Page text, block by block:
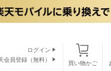
買い物かご
ログイン
会員登録（無料）